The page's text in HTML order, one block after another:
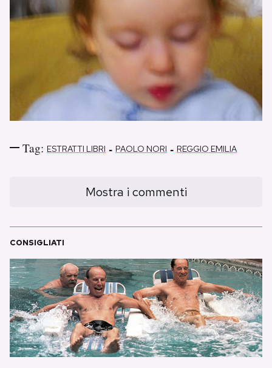
Tag: ESTRATTI LIBRI - PAOLO NORI - REGGIO EMILIA
Mostra i commenti
CONSIGLIATI